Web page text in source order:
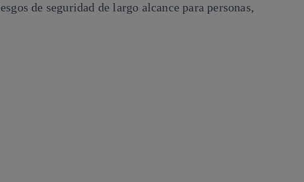
de seguridad de largo alcance para personas,